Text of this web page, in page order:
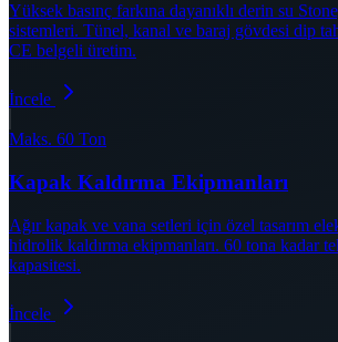
Yüksek basınç farkına dayanıklı derin su
sistemleri. Tünel, kanal ve baraj gövdesi dip
CE belgeli üretim.
İncele
Maks. 60 Ton
Kapak Kaldırma Ekipmanları
Ağır kapak ve vana setleri için özel tasarım
hidrolik kaldırma ekipmanları. 60 tona kadar
kapasitesi.
İncele